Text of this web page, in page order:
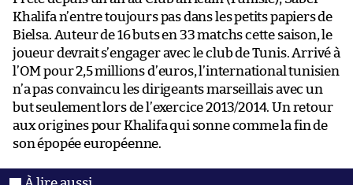
Khalifa n’entre toujours pas dans les petits papiers de
Bielsa. Auteur de 16 buts en 33 matchs cette saison, le
joueur devrait s’engager avec le club de Tunis. Arrivé à
l’OM pour 2,5 millions d’euros, l’international tunisien
n’a pas convaincu les dirigeants marseillais avec un
but seulement lors de l’exercice 2013/2014. Un retour
aux origines pour Khalifa qui sonne comme la fin de
son épopée européenne.